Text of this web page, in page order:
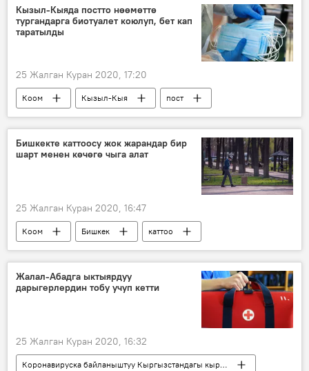
Бишкек
коменданттык саат
тамак-аш
Кызыл-Кыяда постто нөөмөттө
тургандарга биотуалет коюлуп, бет кап
таратылды
25 Жалган Куран 2020, 17:20
Коом Кызыл-Кыя
пост
дарыгер
милиция
Жалал-Абад
Коронавируска байланыштуу Кыргызстандагы кырдаал
Кыргызстандагы коронавирус жуктуруп алгандар
Бишкекте каттоосу жок жарандар бир
шарт менен көчөгө чыга алат
25 Жалган Куран 2020, 16:47
Коом Бишкек
каттоо
коронавирус
абал
Кыргызстандагы коронавирус жуктуруп алгандар
Коронавируска байланыштуу Кыргызстандагы кырдаал
Жалал-Абадга ыктыярдуу
дарыгерлердин тобу учуп кетти
25 Жалган Куран 2020, 16:32
Коронавируска байланыштуу Кыргызстандагы кырдаал